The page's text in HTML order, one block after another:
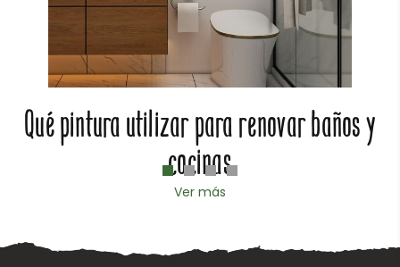
Qué pintura utilizar para renovar baños y
cocinas
Ver más